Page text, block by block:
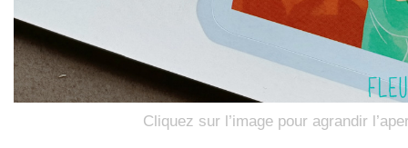
Cliquez sur l’image pour agrandir